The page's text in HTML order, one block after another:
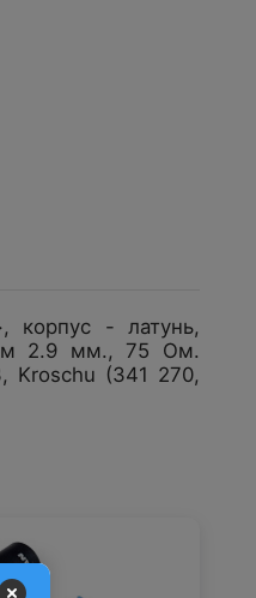
корпус - латунь,
2.9 мм., 75 Ом.
Kroschu (341 270,